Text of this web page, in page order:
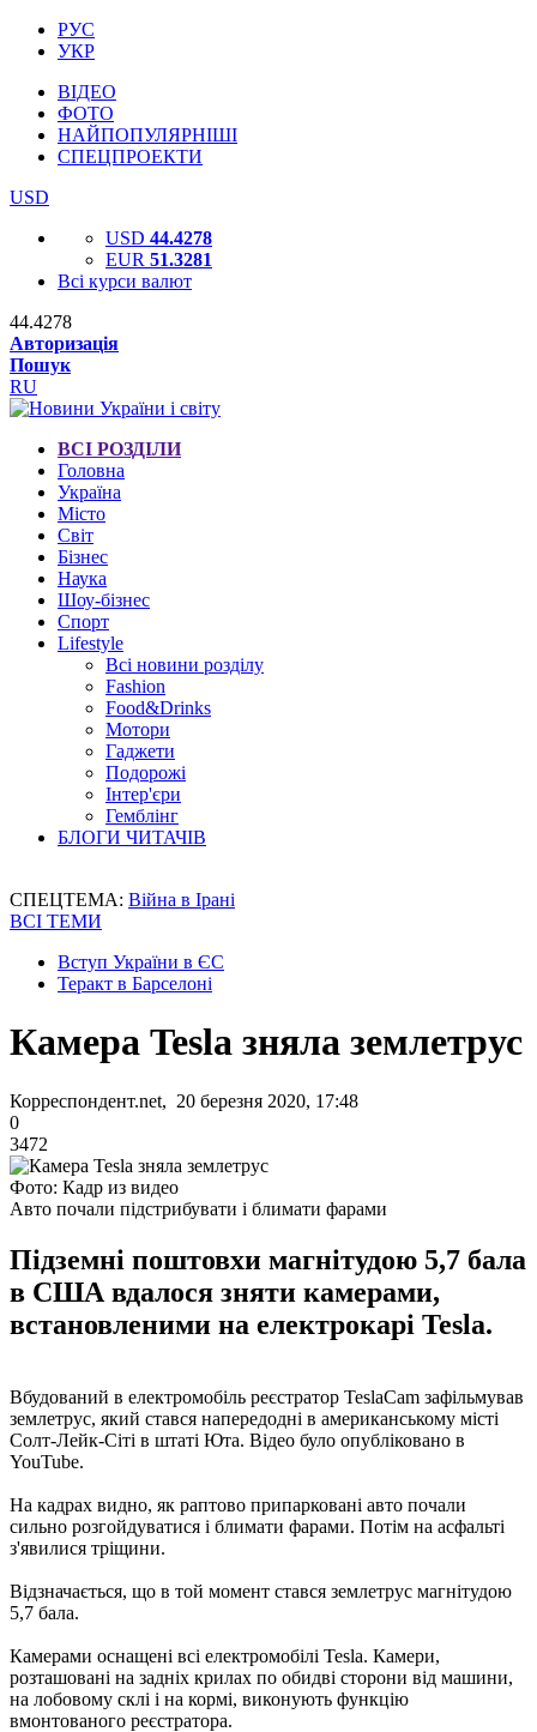
РУС
УКР
ВІДЕО
ФОТО
НАЙПОПУЛЯРНІШІ
СПЕЦПРОЕКТИ
USD
USD 44.4278
EUR 51.3281
Всі курси валют
44.4278
Авторизація
Пошук
RU
ВСІ РОЗДІЛИ
Головна
Україна
Місто
Світ
Бізнес
Наука
Шоу-бізнес
Спорт
Lifestyle
Всі новини розділу
Fashion
Food&Drinks
Мотори
Гаджети
Подорожі
Інтер'єри
Гемблінг
БЛОГИ ЧИТАЧІВ
СПЕЦТЕМА: Війна в Ірані
ВСІ ТЕМИ
Вступ України в ЄС
Теракт в Барселоні
Камера Tesla зняла землетрус
Корреспондент.net, 20 березня 2020, 17:48
0
3472
Фото: Кадр из видео
Авто почали підстрибувати і блимати фарами
Підземні поштовхи магнітудою 5,7 бала
в США вдалося зняти камерами,
встановленими на електрокарі Tesla.
Вбудований в електромобіль реєстратор TeslaCam зафільмував
землетрус, який стався напередодні в американському місті
Солт-Лейк-Сіті в штаті Юта. Відео було опубліковано в
YouTube.
На кадрах видно, як раптово припарковані авто почали
сильно розгойдуватися і блимати фарами. Потім на асфальті
з'явилися тріщини.
Відзначається, що в той момент стався землетрус магнітудою
5,7 бала.
Камерами оснащені всі електромобілі Tesla. Камери,
розташовані на задніх крилах по обидві сторони від машини,
на лобовому склі і на кормі, виконують функцію
вмонтованого реєстратора.